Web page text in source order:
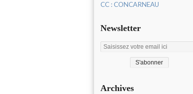
CC : CONCARNEAU
Newsletter
Archives